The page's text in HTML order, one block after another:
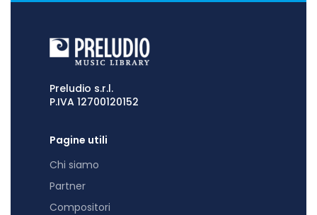
Preludio s.r.l.
P.IVA 12700120152
Pagine utili
Chi siamo
Partner
Compositori